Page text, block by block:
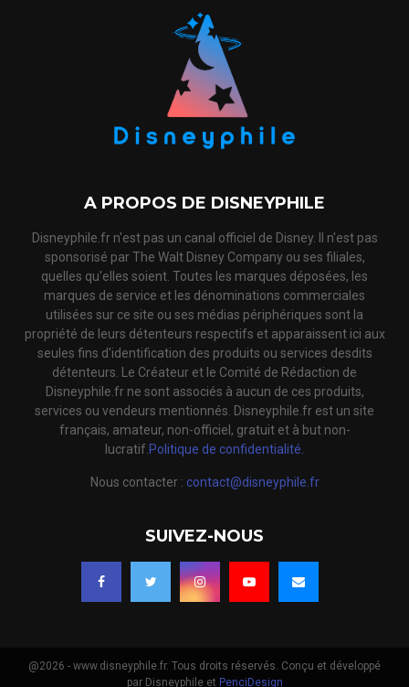
A PROPOS DE DISNEYPHILE
Disneyphile.fr n'est pas un canal officiel de Disney. Il n'est pas
sponsorisé par The Walt Disney Company ou ses filiales,
quelles qu'elles soient. Toutes les marques déposées, les
marques de service et les dénominations commerciales
utilisées sur ce site ou ses médias périphériques sont la
propriété de leurs détenteurs respectifs et apparaissent ici aux
seules fins d'identification des produits ou services desdits
détenteurs. Le Créateur et le Comité de Rédaction de
Disneyphile.fr ne sont associés à aucun de ces produits,
services ou vendeurs mentionnés. Disneyphile.fr est un site
français, amateur, non-officiel, gratuit et à but non-
lucratif. Politique de confidentialité.
Nous contacter : contact@disneyphile.fr
SUIVEZ-NOUS
@2026 - www.disneyphile.fr. Tous droits réservés. Conçu et développé
par Disneyphile et PenciDesign